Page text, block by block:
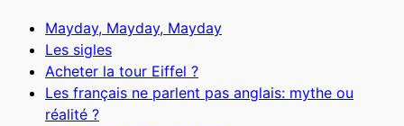
Mayday, Mayday, Mayday
Les sigles
Acheter la tour Eiffel ?
Les français ne parlent pas anglais: mythe ou
réalité ?